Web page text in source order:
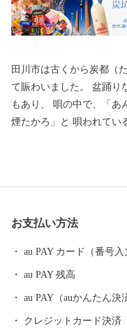
田川市は古くから炭都（
て賑わいました。 盆踊り
もあり、 唄の中で、「あ
煙たかろ」と 唄われてい
クション」など、 数々の
お支払い方法
au PAY カード（番号入
au PAY 残高
au PAY（auかんたん決
クレジットカード決済